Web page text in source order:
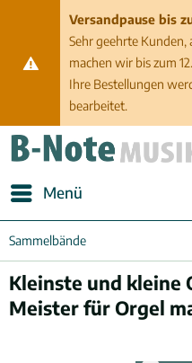
Versandpause bis
Sehr geehrte Kunden,
machen wir bis zum
Ihre Bestellungen
bearbeitet.
Menü
Sammelbände
Kleinste und kleine
Meister für Orgel